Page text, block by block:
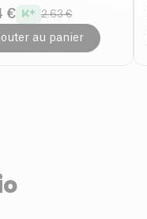
€ 2.63 €
au panier